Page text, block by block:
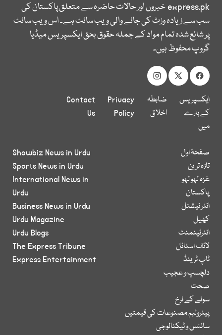
express.pkخبروں اور حالات حاضرہ سے متعلق پاکستان کی
سب سے زیادہ وزٹ کی جانے والی ویب سائٹ ہے۔ اس ویب سائٹ
پر شائع شدہ تمام مواد کے جملہ حقوق بحق ایکسپریس میڈیا
گروپ محفوظ ہیں۔
ایکسپریس
کے بارے
میں
ضابطہ
اخلاق
Privacy
Policy
Contact
Us
صفحۂ اول
تازہ ترین
غزہ لہو لہو
پاکستان
انٹر نیشنل
کھیل
انٹرٹینمنٹ
لائف اسٹائل
ٹاپ ٹرینڈ
دلچسپ و عجیب
صحت
سونے کے نرخ
پیٹرولیم مصنوعات کی قیمتیں
سائنس و ٹیکنالوجی
Showbiz News in Urdu
Sports News in Urdu
International News in
Urdu
Business News in Urdu
Urdu Magazine
Urdu Blogs
The Express Tribune
Express Entertainment